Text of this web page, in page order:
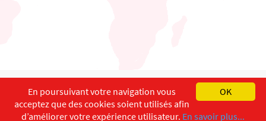
English Français
Copyright ©ISEC-AdW Impressum
OK
En poursuivant votre navigation vous
acceptez que des cookies soient utilisés afin
d’améliorer votre expérience utilisateur. En savoir plus...